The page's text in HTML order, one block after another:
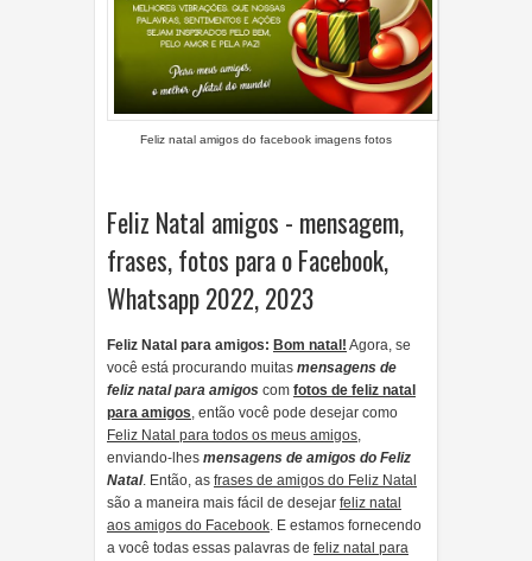
Feliz natal amigos do facebook imagens fotos
Feliz Natal amigos - mensagem,
frases, fotos para o Facebook,
Whatsapp 2022, 2023
Feliz Natal para amigos: Bom natal! Agora, se
você está procurando muitas mensagens de
feliz natal para amigos com fotos de feliz natal
para amigos, então você pode desejar como
Feliz Natal para todos os meus amigos,
enviando-lhes mensagens de amigos do Feliz
Natal. Então, as frases de amigos do Feliz Natal
são a maneira mais fácil de desejar feliz natal
aos amigos do Facebook. E estamos fornecendo
a você todas essas palavras de feliz natal para